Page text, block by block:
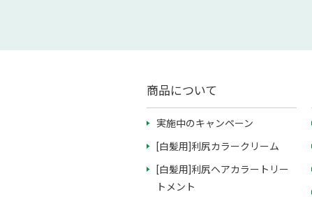
商品について
実施中のキャンペーン
[白髪用]利尻カラークリーム
[白髪用]利尻ヘアカラートリー
トメント